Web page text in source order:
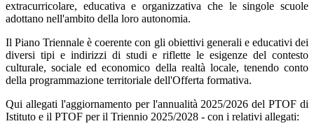
extracurricolare, educativa e organizzativa che le singole scuole
adottano nell'ambito della loro autonomia.
Il Piano Triennale è coerente con gli obiettivi generali e educativi dei
diversi tipi e indirizzi di studi e riflette le esigenze del contesto
culturale, sociale ed economico della realtà locale, tenendo conto
della programmazione territoriale dell'Offerta formativa.
Qui allegati l'aggiornamento per l'annualità 2025/2026 del PTOF di
Istituto e il PTOF per il Triennio 2025/2028 - con i relativi allegati: